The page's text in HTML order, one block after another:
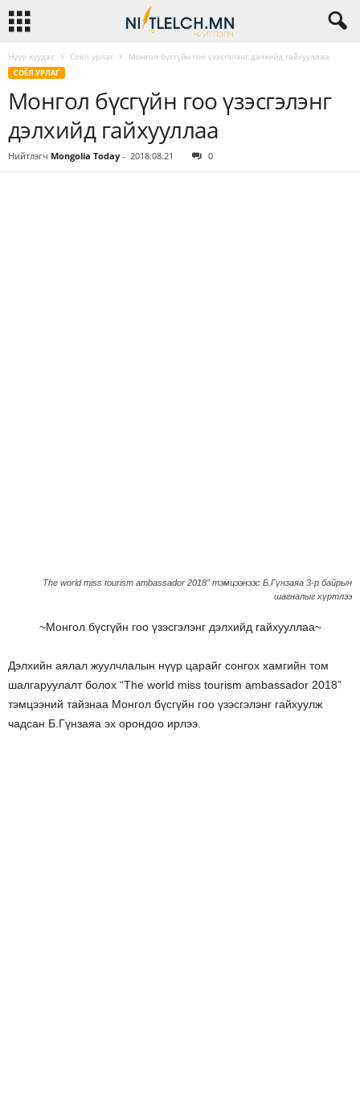
Нүүр хуудас Соёл урлаг Монгол бүсгүйн гоо үзэсгэлэнг дэлхийд гайхууллаа
СОЁЛ УРЛАГ
Монгол бүсгүйн гоо үзэсгэлэнг
дэлхийд гайхууллаа
Нийтлэгч Mongolia Today - 2018.08.21 0
The world miss tourism ambassador 2018” тэмцээнээс Б.Гүнзаяа 3-р байрын
шагналыг хүртлээ
~Монгол бүсгүйн гоо үзэсгэлэнг дэлхийд гайхууллаа~
Дэлхийн аялал жуулчлалын нүүр царайг сонгох хамгийн том
шалгаруулалт болох “The world miss tourism ambassador 2018”
тэмцээний тайзнаа Монгол бүсгүйн гоо үзэсгэлэнг гайхуулж
чадсан Б.Гүнзаяа эх орондоо ирлээ.